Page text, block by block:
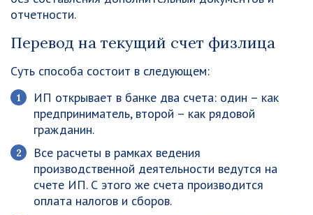
отчетности.
Перевод на текущий счет физлица
Суть способа состоит в следующем:
ИП открывает в банке два счета: один – как
предприниматель, второй – как рядовой
гражданин.
Все расчеты в рамках ведения
производственной деятельности ведутся на
счете ИП. С этого же счета производится
оплата налогов и сборов.